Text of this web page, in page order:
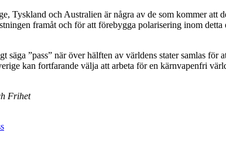
Tyskland och Australien är några av de som kommer att
framåt och för att förebygga polarisering inom
”pass” när över hälften av världens stater samlas
kan fortfarande välja att arbeta för en kärnvapenfri
Frihet